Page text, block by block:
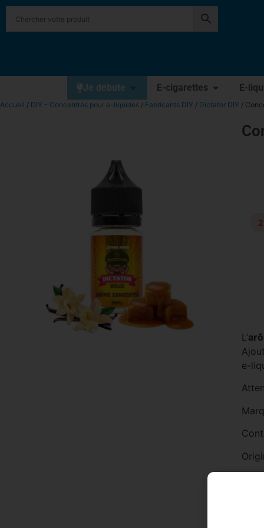
Je débute E-cigarettes E-
Accueil / DIY - Concentrés pour e-liquides / Fabricants DIY / Dictator DIY /
2
L’
e-